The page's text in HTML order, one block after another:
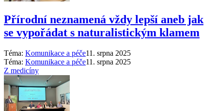
Přírodní neznamená vždy lepší aneb jak
se vypořádat s naturalistickým klamem
Téma: Komunikace a péče11. srpna 2025
Téma: Komunikace a péče11. srpna 2025
Z medicíny